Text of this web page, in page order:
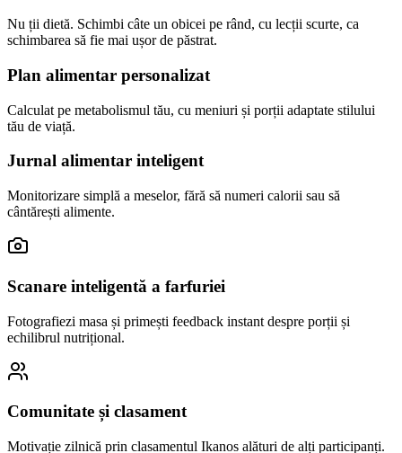
Nu ții dietă. Schimbi câte un obicei pe rând, cu lecții scurte, ca
schimbarea să fie mai ușor de păstrat.
Plan alimentar personalizat
Calculat pe metabolismul tău, cu meniuri și porții adaptate stilului
tău de viață.
Jurnal alimentar inteligent
Monitorizare simplă a meselor, fără să numeri calorii sau să
cântărești alimente.
Scanare inteligentă a farfuriei
Fotografiezi masa și primești feedback instant despre porții și
echilibrul nutrițional.
Comunitate și clasament
Motivație zilnică prin clasamentul Ikanos alături de alți participanți.